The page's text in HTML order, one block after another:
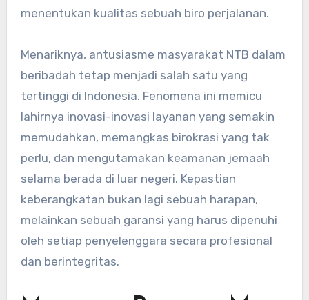
menentukan kualitas sebuah biro perjalanan.
Menariknya, antusiasme masyarakat NTB dalam
beribadah tetap menjadi salah satu yang
tertinggi di Indonesia. Fenomena ini memicu
lahirnya inovasi-inovasi layanan yang semakin
memudahkan, memangkas birokrasi yang tak
perlu, dan mengutamakan keamanan jemaah
selama berada di luar negeri. Kepastian
keberangkatan bukan lagi sebuah harapan,
melainkan sebuah garansi yang harus dipenuhi
oleh setiap penyelenggara secara profesional
dan berintegritas.